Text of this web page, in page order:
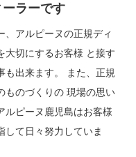
ラーです
、アルピーヌの正規ディ
大切にするお客様 と接す
も出来ます。 また、正規
ものづくりの 現場の思い
ルピーヌ鹿児島はお客様
して日々努力していま